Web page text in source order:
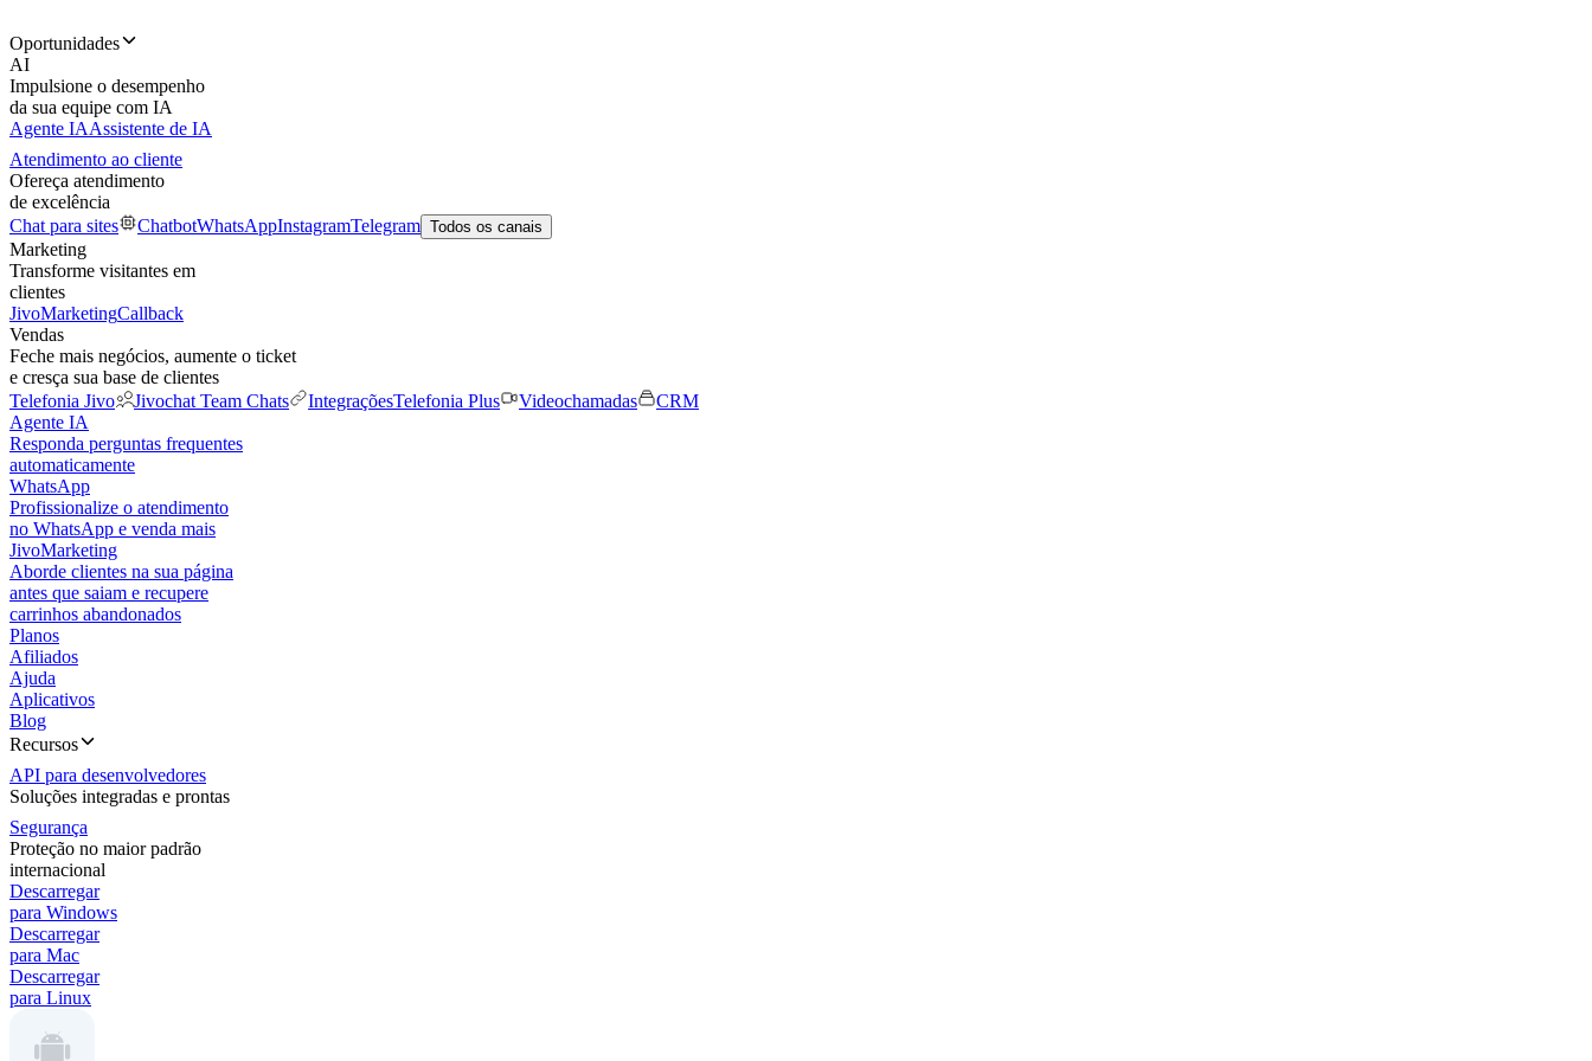
Oportunidades
AI
Impulsione o desempenho
da sua equipe com IA
Agente IAAssistente de IA
Atendimento ao cliente
Ofereça atendimento
de excelência
Chat para sites
ChatbotWhatsAppInstagramTelegram Todos os canais
Marketing
Transforme visitantes em
clientes
JivoMarketingCallback
Vendas
Feche mais negócios, aumente o ticket
e cresça sua base de clientes
Telefonia Jivo
Jivochat Team Chats IntegraçõesTelefonia Plus Videochamadas
CRM
Agente IA
Responda perguntas frequentes
automaticamente
WhatsApp
Profissionalize o atendimento
no WhatsApp e venda mais
JivoMarketing
Aborde clientes na sua página
antes que saiam e recupere
carrinhos abandonados
Planos
Afiliados
Ajuda
Aplicativos
Blog
Recursos
API para desenvolvedores
Soluções integradas e prontas
Segurança
Proteção no maior padrão
internacional
Descarregar
para Windows
Descarregar
para Mac
Descarregar
para Linux